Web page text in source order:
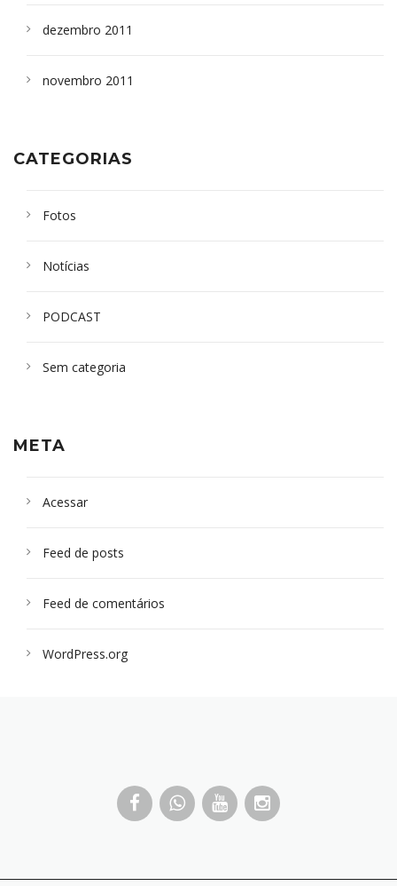
dezembro 2011
novembro 2011
CATEGORIAS
Fotos
Notícias
PODCAST
Sem categoria
META
Acessar
Feed de posts
Feed de comentários
WordPress.org